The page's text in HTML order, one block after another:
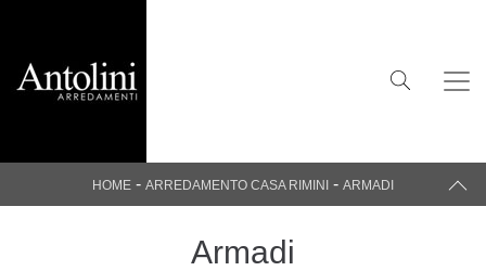
HOME - ARREDAMENTO CASA RIMINI - ARMADI
Armadi